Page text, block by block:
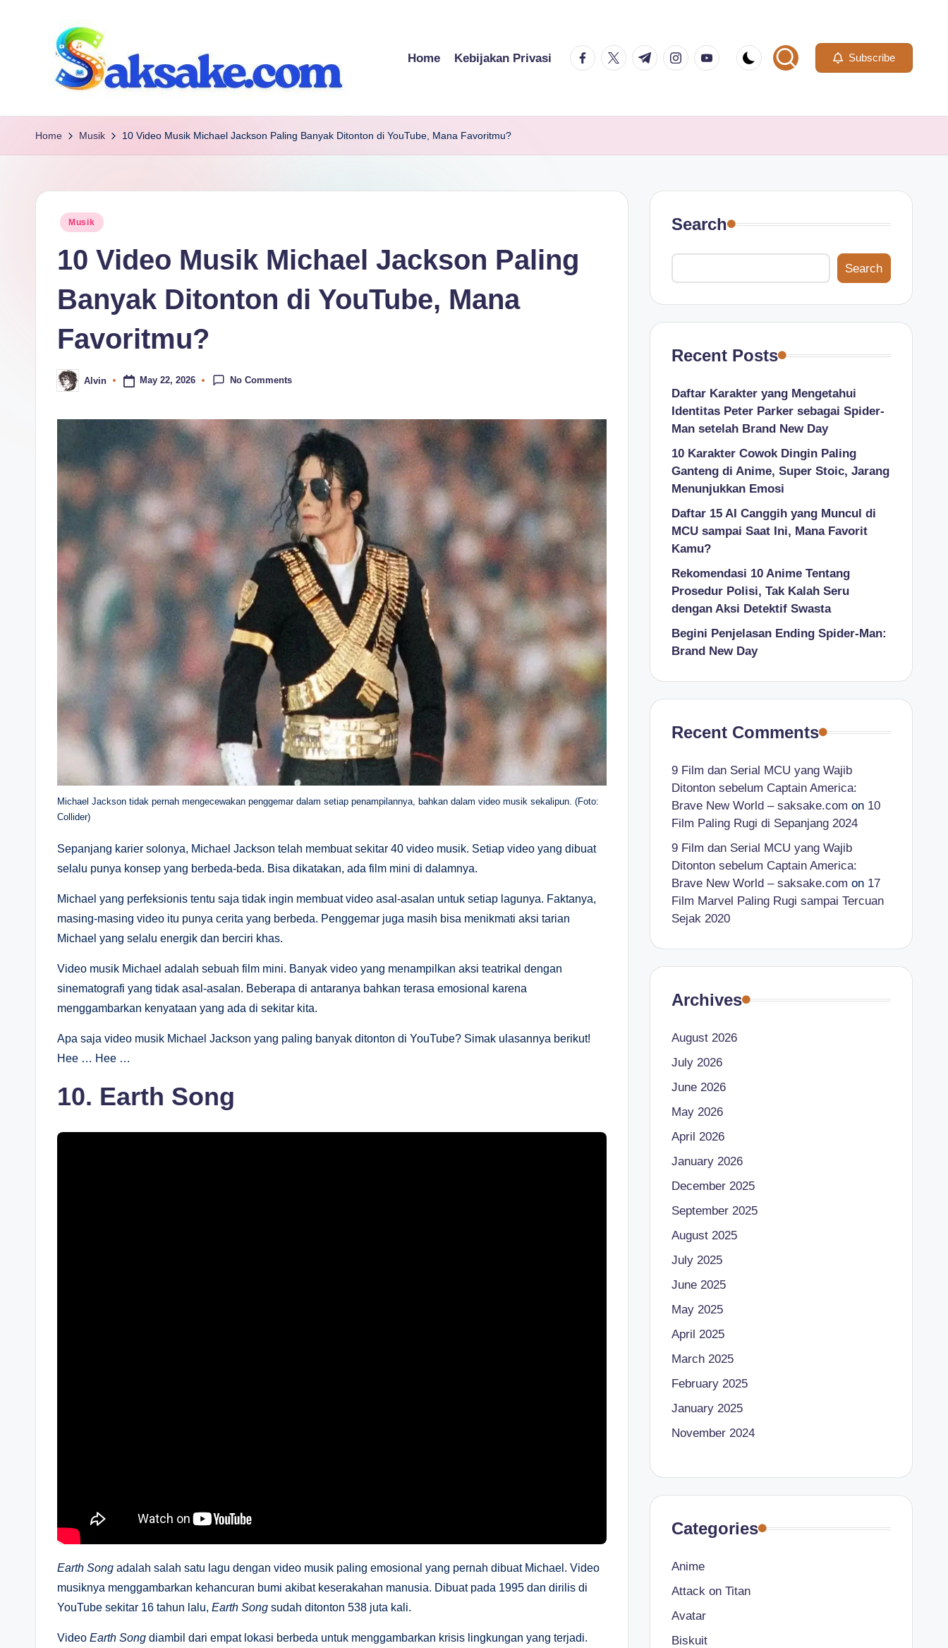
s
a
s
e.
m
tanpa
Home Kebijakan Privasi facebook.com
twitter.com
t.me instagram.com
youtube.com Subscribe
Home Musik 10 Video Musik Michael Jackson Paling Banyak Ditonton di YouTube, Mana Favoritmu?
Posted
Musik
10 Video Musik Michael Jackson Paling
Banyak Ditonton di YouTube, Mana
Favoritmu?
Posted
by
Alvin May 22, 2026 No Comments
Michael Jackson tidak pernah mengecewakan penggemar dalam setiap penampilannya, bahkan dalam video musik sekalipun. (Foto:
Collider)
Sepanjang karier solonya, Michael Jackson telah membuat sekitar 40 video musik. Setiap video yang dibuat
selalu punya konsep yang berbeda-beda. Bisa dikatakan, ada film mini di dalamnya.
Michael yang perfeksionis tentu saja tidak ingin membuat video asal-asalan untuk setiap lagunya. Faktanya,
masing-masing video itu punya cerita yang berbeda. Penggemar juga masih bisa menikmati aksi tarian
Michael yang selalu energik dan berciri khas.
Video musik Michael adalah sebuah film mini. Banyak video yang menampilkan aksi teatrikal dengan
sinematografi yang tidak asal-asalan. Beberapa di antaranya bahkan terasa emosional karena
menggambarkan kenyataan yang ada di sekitar kita.
Apa saja video musik Michael Jackson yang paling banyak ditonton di YouTube? Simak ulasannya berikut!
Hee … Hee …
10. Earth Song
Earth Song adalah salah satu lagu dengan video musik paling emosional yang pernah dibuat Michael. Video
musiknya menggambarkan kehancuran bumi akibat keserakahan manusia. Dibuat pada 1995 dan dirilis di
YouTube sekitar 16 tahun lalu, Earth Song sudah ditonton 538 juta kali.
Video Earth Song diambil dari empat lokasi berbeda untuk menggambarkan krisis lingkungan yang terjadi.
Search
Search
Recent Posts
Daftar Karakter yang Mengetahui
Identitas Peter Parker sebagai Spider-
Man setelah Brand New Day
10 Karakter Cowok Dingin Paling
Ganteng di Anime, Super Stoic, Jarang
Menunjukkan Emosi
Daftar 15 AI Canggih yang Muncul di
MCU sampai Saat Ini, Mana Favorit
Kamu?
Rekomendasi 10 Anime Tentang
Prosedur Polisi, Tak Kalah Seru
dengan Aksi Detektif Swasta
Begini Penjelasan Ending Spider-Man:
Brand New Day
Recent Comments
9 Film dan Serial MCU yang Wajib
Ditonton sebelum Captain America:
Brave New World – saksake.com on 10
Film Paling Rugi di Sepanjang 2024
9 Film dan Serial MCU yang Wajib
Ditonton sebelum Captain America:
Brave New World – saksake.com on 17
Film Marvel Paling Rugi sampai Tercuan
Sejak 2020
Archives
August 2026
July 2026
June 2026
May 2026
April 2026
January 2026
December 2025
September 2025
August 2025
July 2025
June 2025
May 2025
April 2025
March 2025
February 2025
January 2025
November 2024
Categories
Anime
Attack on Titan
Avatar
Biskuit